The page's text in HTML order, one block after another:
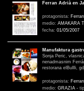
Ferran Adrià en
protagonista:
medio: AMAKARA
fecha: 01/05/2007
Manufaktura
Sonja Peric,
nenadmasnim
restorana elBullli,
protagonista:
medio: GRAZIA -